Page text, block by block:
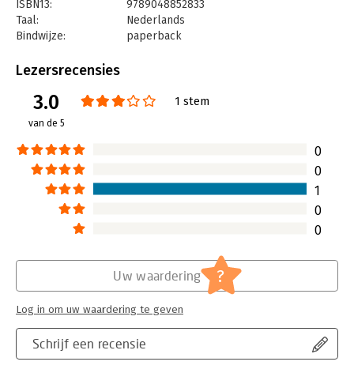
tegenslagen, talloze successen en evenzovele dieptepunten.
ISBN13:
9789048852833
Taal:
Nederlands
Bindwijze:
paperback
Uitgever:
Verschijningsdatum:
28-11-2019
Hoofdrubriek:
Lezersrecensies
3.0
van de 5
1 stem
0
0
1
0
0
Schrijf een recensie
Uw waardering ?
Log in om uw waardering te geven